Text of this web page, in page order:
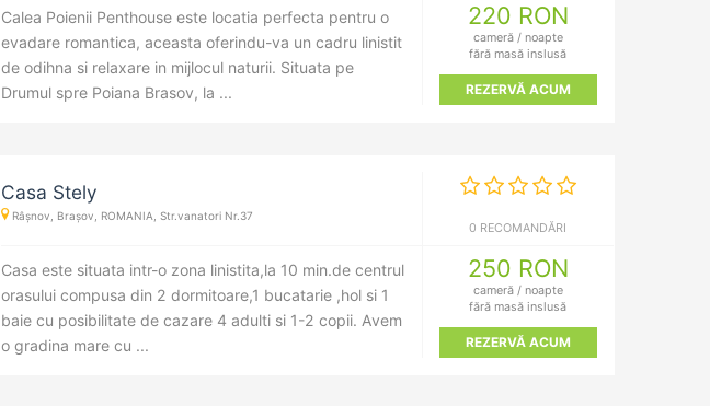
Calea Poienii Penthouse este locatia perfecta pentru o
evadare romantica, aceasta oferindu-va un cadru linistit
de odihna si relaxare in mijlocul naturii. Situata pe
Drumul spre Poiana Brasov, la ...
220 RON
cameră / noapte
fără masă inslusă
REZERVĂ ACUM
Casa Stely
Râșnov, Brașov, ROMANIA, Str.vanatori Nr.37
0 RECOMANDĂRI
Casa este situata intr-o zona linistita,la 10 min.de centrul
orasului compusa din 2 dormitoare,1 bucatarie ,hol si 1
baie cu posibilitate de cazare 4 adulti si 1-2 copii. Avem
o gradina mare cu ...
250 RON
cameră / noapte
fără masă inslusă
REZERVĂ ACUM